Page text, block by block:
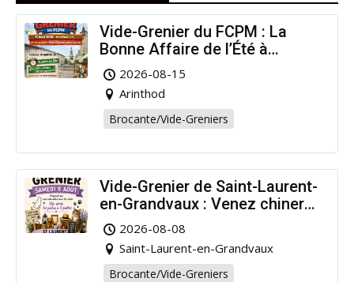
Vide-Grenier du FCPM : La
Bonne Affaire de l’Été à
Arinthod !
2026-08-15
Arinthod
Brocante/Vide-Greniers
Vide-Grenier de Saint-Laurent-
en-Grandvaux : Venez chiner
pour la bonne cause !
2026-08-08
Saint-Laurent-en-Grandvaux
Brocante/Vide-Greniers